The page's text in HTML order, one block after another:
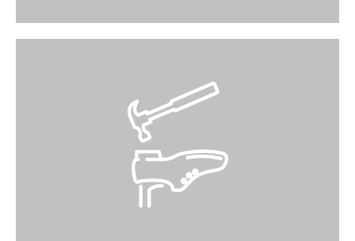
SCHUHREPARTUR
Senta Schuhreparatur-Service befindet sich im
UG.